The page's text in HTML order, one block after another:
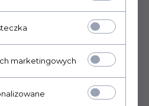
Sexual Health Series
marketingowych